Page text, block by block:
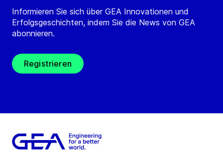
Informieren Sie sich über GEA Innovationen und
Erfolgsgeschichten, indem Sie die News von GEA
abonnieren.
Registrieren